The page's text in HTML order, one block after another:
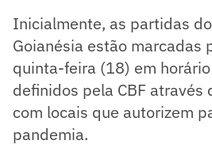
Inicialmente, as partidas
Goianésia estão marcadas
quinta-feira (18) em
definidos pela CBF através
com locais que autorizem
pandemia.